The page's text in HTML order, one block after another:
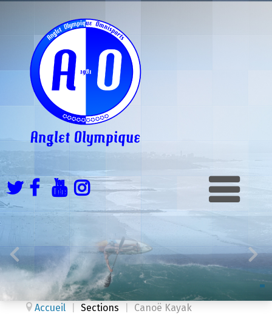
Accueil Sections Canoë Kayak